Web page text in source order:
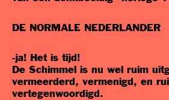
DE NORMALE NEDERLANDER
-ja! Het is tijd!
De Schimmel is nu wel ruim
vermeerderd, vermenigd, en
vertegenwoordigd.